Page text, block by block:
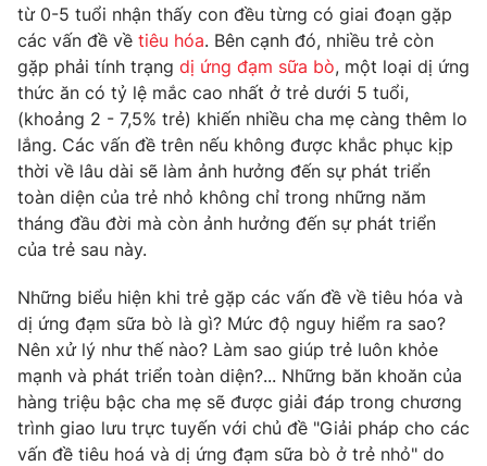
Góc doanh nghiệp
Truyền hình
Phim VTV
Hậu trường
Nhân vật
Khán giả
Giải sao mai
Giải trí
Điện ảnh
Âm nhạc
Sao
Đời sống
Du lịch
Làm đẹp
Giáo dục
Tuyển sinh
Học trực tuyến
Hitech Công nghệ tương lai
Sản phẩm
Thị trường
Tư vấn
Giao lưu trực tuyến
Lịch phát sóng
từ 0-5 tuổi nhận thấy con đều từng có giai đoạn gặp
các vấn đề về tiêu hóa. Bên cạnh đó, nhiều trẻ còn
gặp phải tính trạng dị ứng đạm sữa bò, một loại dị ứng
thức ăn có tỷ lệ mắc cao nhất ở trẻ dưới 5 tuổi,
(khoảng 2 - 7,5% trẻ) khiến nhiều cha mẹ càng thêm lo
lắng. Các vấn đề trên nếu không được khắc phục kịp
thời về lâu dài sẽ làm ảnh hưởng đến sự phát triển
toàn diện của trẻ nhỏ không chỉ trong những năm
tháng đầu đời mà còn ảnh hưởng đến sự phát triển
của trẻ sau này.
Những biểu hiện khi trẻ gặp các vấn đề về tiêu hóa và
dị ứng đạm sữa bò là gì? Mức độ nguy hiểm ra sao?
Nên xử lý như thế nào? Làm sao giúp trẻ luôn khỏe
mạnh và phát triển toàn diện?... Những băn khoăn của
hàng triệu bậc cha mẹ sẽ được giải đáp trong chương
trình giao lưu trực tuyến với chủ đề "Giải pháp cho các
vấn đề tiêu hoá và dị ứng đạm sữa bò ở trẻ nhỏ" do